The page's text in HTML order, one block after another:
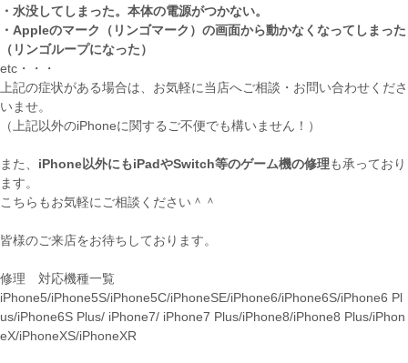
・水没してしまった。本体の電源がつかない。
・Appleのマーク（リンゴマーク）の画面から動かなくなってしまった
（リンゴループになった）
etc・・・
上記の症状がある場合は、お気軽に当店へご相談・お問い合わせくださ
いませ。
（上記以外のiPhoneに関するご不便でも構いません！）
また、 iPhone以外にもiPadやSwitch等のゲーム機の修理も承っており
ます。
こちらもお気軽にご相談ください＾＾
皆様のご来店をお待ちしております。
修理 対応機種一覧
iPhone5/iPhone5S/iPhone5C/iPhoneSE/iPhone6/iPhone6S/iPhone6 Pl
us/iPhone6S Plus/ iPhone7/ iPhone7 Plus/iPhone8/iPhone8 Plus/iPhon
eX/iPhoneXS/iPhoneXR